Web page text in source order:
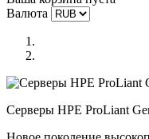
Валюта
Серверы HPE ProLiant